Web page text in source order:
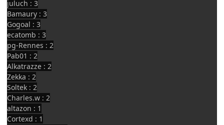
juluch : 3
Bamaury : 3
Gogoal : 3
ecatomb : 3
pg-Rennes : 2
Pab01 : 2
Alkatrazze : 2
Zekka : 2
Soltek : 2
Charles.w : 2
altazon : 1
Cortexd : 1